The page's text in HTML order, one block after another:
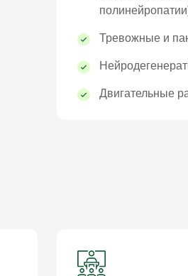
Тревожные и
Двигательные